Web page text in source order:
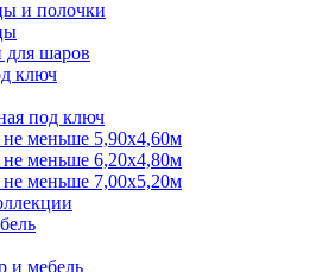
и полочки
шаров
ключ
под ключ
меньше 5,90х4,60м
меньше 6,20х4,80м
меньше 7,00х5,20м
и мебель